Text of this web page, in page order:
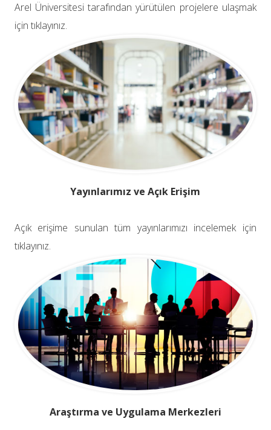
Arel Üniversitesi tarafından yürütülen projelere ulaşmak
için tıklayınız.
Yayınlarımız ve Açık Erişim
Açık erişime sunulan tüm yayınlarımızı incelemek için
tıklayınız.
Araştırma ve Uygulama Merkezleri